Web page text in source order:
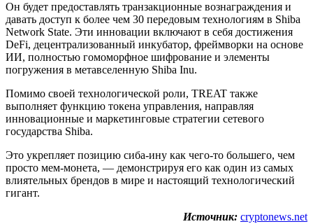
Он будет предоставлять транзакционные вознаграждения и
давать доступ к более чем 30 передовым технологиям в Shiba
Network State. Эти инновации включают в себя достижения
DeFi, децентрализованный инкубатор, фреймворки на основе
ИИ, полностью гомоморфное шифрование и элементы
погружения в метавселенную Shiba Inu.
Помимо своей технологической роли, TREAT также
выполняет функцию токена управления, направляя
инновационные и маркетинговые стратегии сетевого
государства Shiba.
Это укрепляет позицию сиба-ину как чего-то большего, чем
просто мем-монета, — демонстрируя его как один из самых
влиятельных брендов в мире и настоящий технологический
гигант.
Источник: cryptonews.net